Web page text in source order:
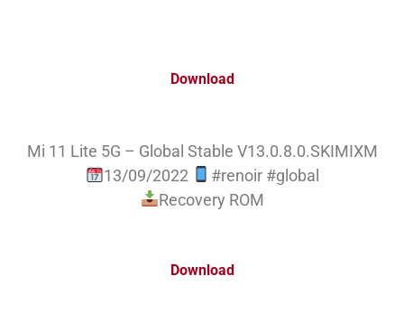
Download
Mi 11 Lite 5G – Global Stable V13.0.8.0.SKIMIXM
13/09/2022
#renoir #global
Recovery ROM
Download